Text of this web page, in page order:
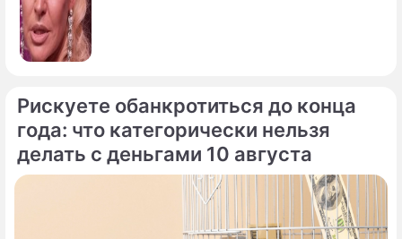
Рискуете обанкротиться до конца
года: что категорически нельзя
делать с деньгами 10 августа